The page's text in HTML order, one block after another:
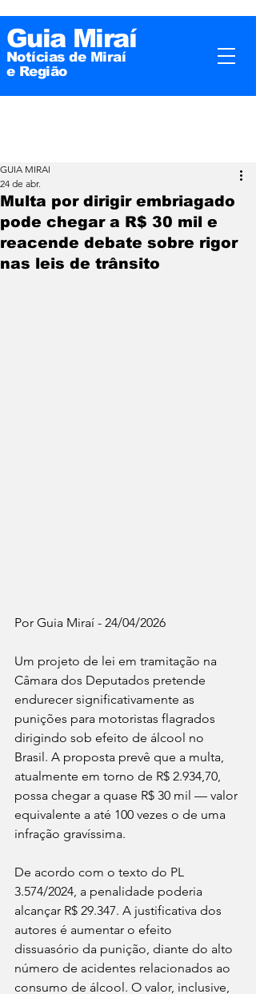
Guia Miraí
Notícias de Miraí
e Região
Multa por dirigir embriagado
pode chegar a R$ 30 mil e
reacende debate sobre rigor
nas leis de trânsito
GUIA MIRAI
24 de abr.
Por Guia Miraí - 24/04/2026
Um projeto de lei em tramitação na
Câmara dos Deputados pretende
endurecer significativamente as
punições para motoristas flagrados
dirigindo sob efeito de álcool no
Brasil. A proposta prevê que a multa,
atualmente em torno de R$ 2.934,70,
possa chegar a quase R$ 30 mil — valor
equivalente a até 100 vezes o de uma
infração gravíssima.
De acordo com o texto do PL
3.574/2024, a penalidade poderia
alcançar R$ 29.347. A justificativa dos
autores é aumentar o efeito
dissuasório da punição, diante do alto
número de acidentes relacionados ao
consumo de álcool. O valor, inclusive,